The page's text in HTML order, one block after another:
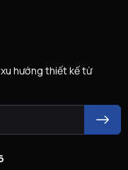
hướng thiết kế từ